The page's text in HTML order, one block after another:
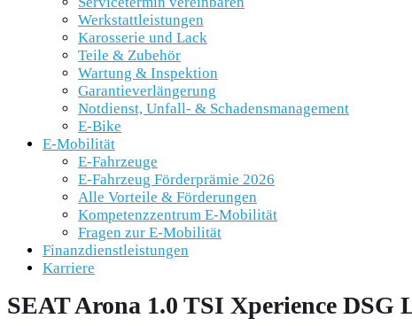
Werkstattleistungen
Karosserie und Lack
Teile & Zubehör
Wartung & Inspektion
Garantieverlängerung
Notdienst, Unfall- & Schadensmanagement
E-Bike
E-Mobilität
E-Fahrzeuge
E-Fahrzeug Förderprämie 2026
Alle Vorteile & Förderungen
Kompetenzzentrum E-Mobilität
Fragen zur E-Mobilität
Finanzdienstleistungen
Karriere
SEAT Arona 1.0 TSI Xperience